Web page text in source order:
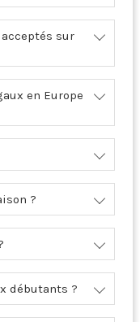
sur
en Europe
?
débutants ?